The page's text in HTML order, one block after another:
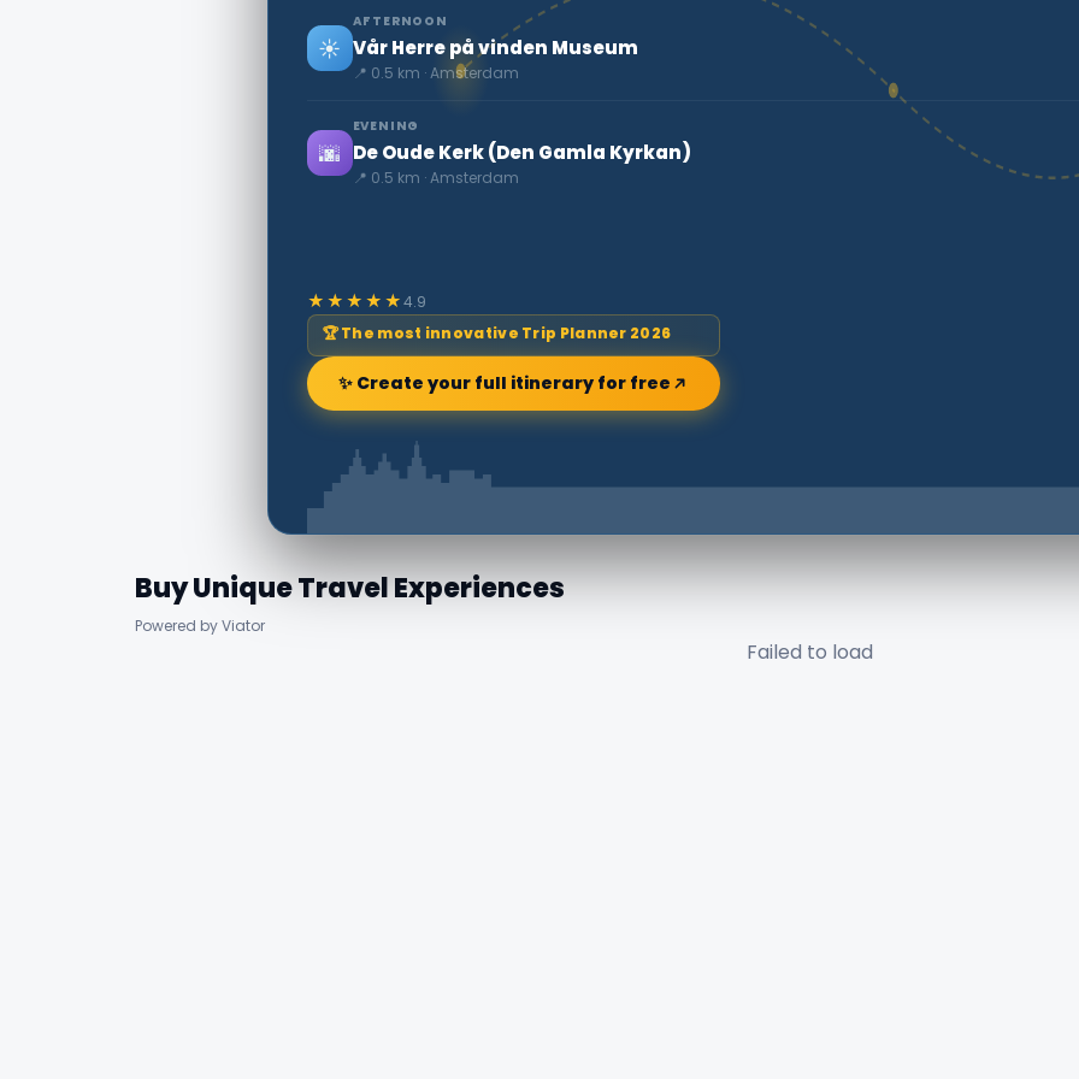
☀️
AFTERNOON
Vår Herre på vinden Museum
📍 0.5 km · Amsterdam
🌆
EVENING
De Oude Kerk (Den Gamla Kyrkan)
📍 0.5 km · Amsterdam
★★★★★4.9
🏆 The most innovative Trip Planner 2026
✨ Create your full itinerary for free
Buy Unique Travel Experiences
Powered by Viator
Failed to load